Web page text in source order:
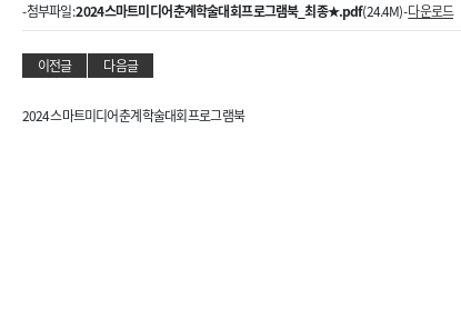
- 첨부파일 :2024 스마트미디어 춘계학술대회 프로그램북_최종★.pdf(24.4M) -다운로드
이전글 다음글
2024 스마트미디어 춘계학술대회 프로그램북